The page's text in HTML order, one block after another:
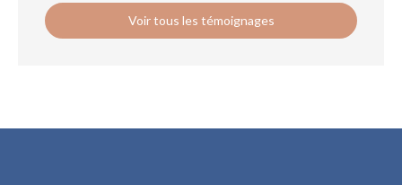
Voir tous les témoignages